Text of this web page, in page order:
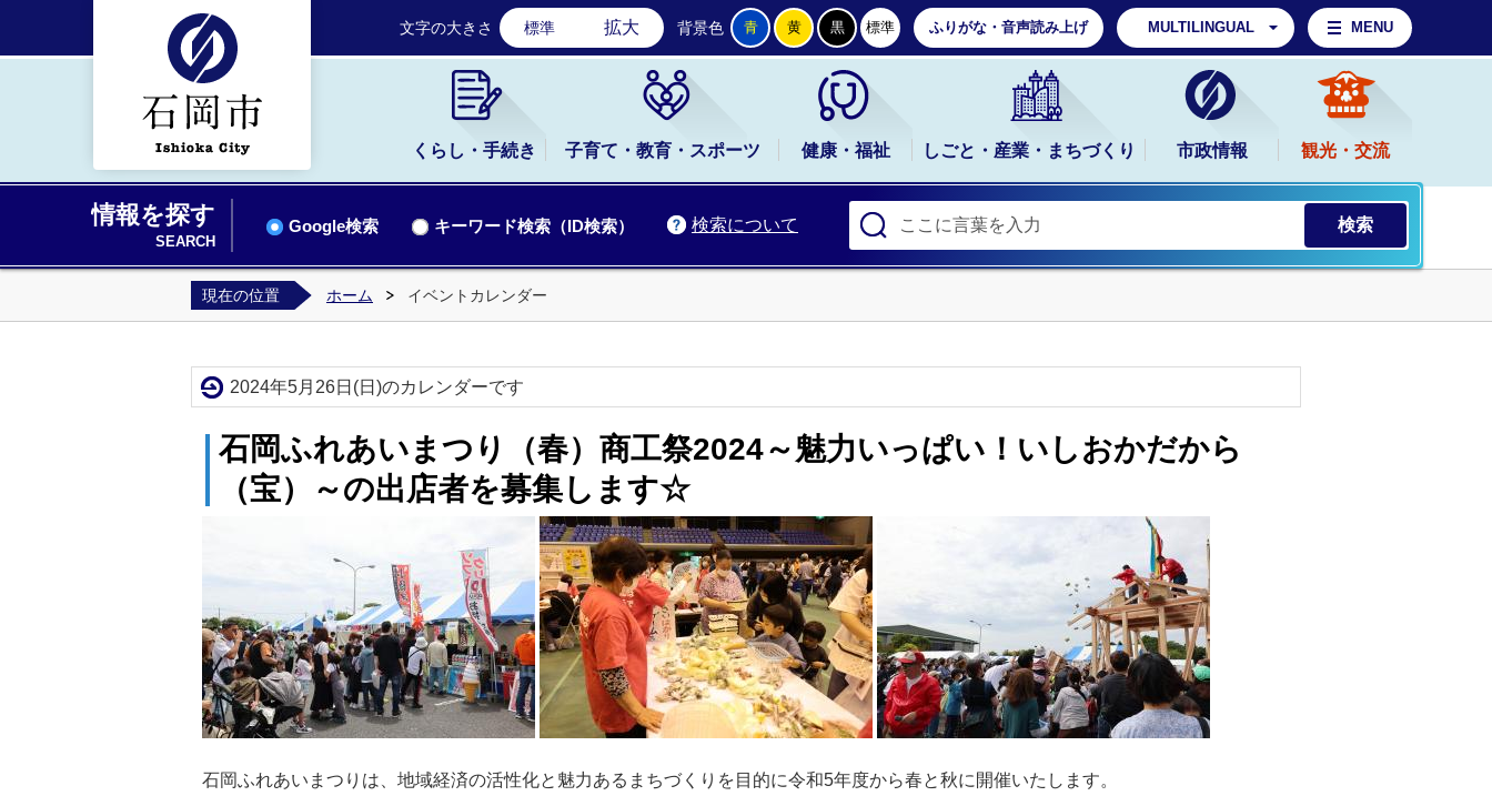
石岡市公式ホームページ
文字の大きさ 標準 拡大 背景色 青 黄 黒 標準 ふりがな・音声読み上げ MULTILINGUAL MENU
くらし・手続き 子育て・教育・スポーツ 健康・福祉 しごと・産業・まちづくり 市政情報 観光・交流
情報を探す
SEARCH
検索について
Google検索 キーワード検索（ID検索）
現在の位置 ホーム イベントカレンダー
2024年5月26日(日)のカレンダーです
石岡ふれあいまつり（春）商工祭2024～魅力いっぱい！いしおかだから
（宝）～の出店者を募集します☆
石岡ふれあいまつりは、地域経済の活性化と魅力あるまちづくりを目的に令和5年度から春と秋に開催いたします。